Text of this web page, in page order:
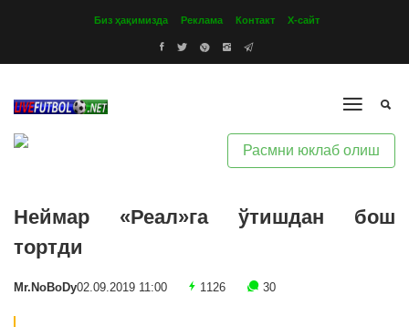
Биз ҳақимизда Реклама Контакт Х-сайт
Расмни юклаб олиш
Неймар «Реал»га ўтишдан бош
тортди
Mr.NoBoDy02.09.2019 11:00 1126 30